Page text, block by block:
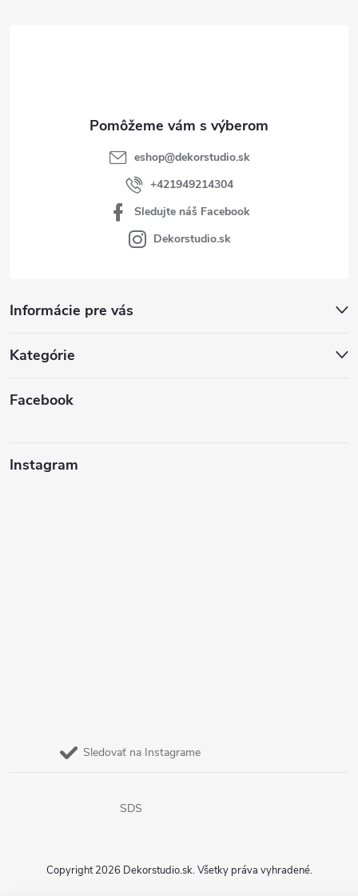
Informácie pre vás
Kategórie
Facebook
Instagram
Sledovať na Instagrame
eshop@dekorstudio.sk
+421949214304
Sledujte náš Facebook
Dekorstudio.sk
SDS
Copyright 2026 Dekorstudio.sk. Všetky práva vyhradené.